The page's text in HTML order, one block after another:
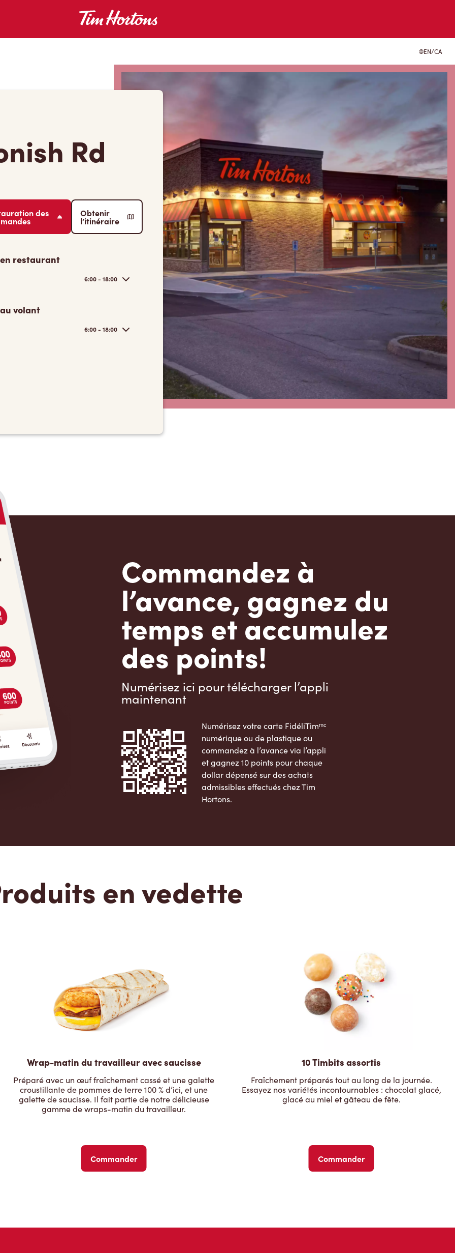
EN/CA
Rd
des Obtenir
l’itinéraire
restaurant
6:00 - 18:00
volant
6:00 - 18:00
Commandez à
l’avance, gagnez du
temps et accumulez
des points!
Numérisez ici pour télécharger l’appli
maintenant
Numérisez votre carte FidéliTimᵐᶜ
numérique ou de plastique ou
commandez à l’avance via l’appli
et gagnez 10 points pour chaque
dollar dépensé sur des achats
admissibles effectués chez Tim
Hortons.
en vedette
Wrap-matin du travailleur avec saucisse
Préparé avec un œuf fraîchement cassé et une galette
croustillante de pommes de terre 100 % d’ici, et une
galette de saucisse. Il fait partie de notre délicieuse
gamme de wraps-matin du travailleur.
Commander
10 Timbits assortis
Fraîchement préparés tout au long de la journée.
Essayez nos variétés incontournables : chocolat glacé,
glacé au miel et gâteau de fête.
Commander